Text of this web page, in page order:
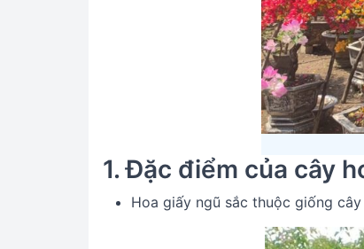
1. Đặc điểm của cây
Hoa giấy ngũ sắc thuộc giống